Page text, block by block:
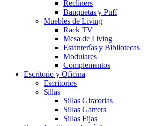
Recliners
Banquetas y Puff
Muebles de Living
Rack TV
Mesa de Living
Estanterías y Bibliotecas
Modulares
Complementos
Escritorio y Oficina
Escritorios
Sillas
Sillas Giratorias
Sillas Gamers
Sillas Fijas